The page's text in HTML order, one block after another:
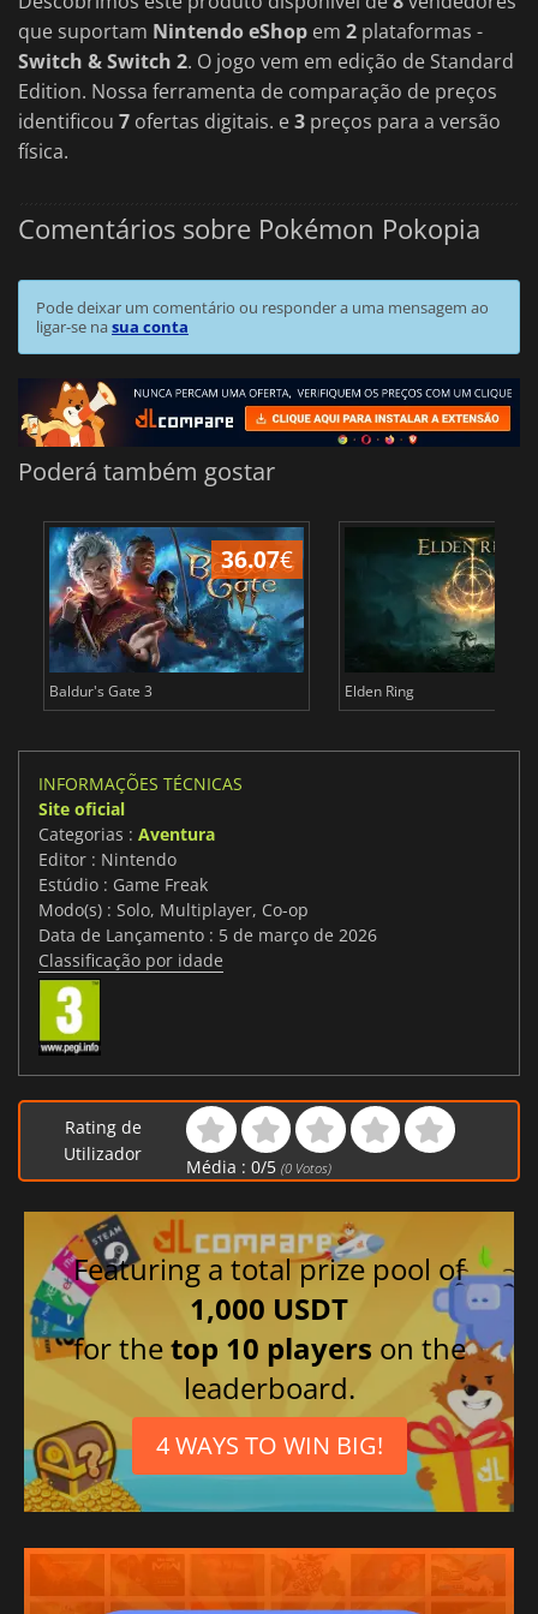
que suportam Nintendo eShop em 2 plataformas -
Switch & Switch 2. O jogo vem em edição de Standard
Edition. Nossa ferramenta de comparação de preços
identificou 7 ofertas digitais. e3 preços para a versão
física.
Comentários sobre Pokémon Pokopia
Pode deixar um comentário ou responder a uma mensagem ao
ligar-se nasua conta
Poderá também gostar
36.07€
Baldur's Gate 3 Elden Ring
INFORMAÇÕES TÉCNICAS
Site oficial
Categorias : Aventura
Editor : Nintendo
Estúdio : Game Freak
Modo(s) : Solo, Multiplayer, Co-op
Data de Lançamento : 5 de março de 2026
Classificação por idade
Rating de
Utilizador
Média : 0/5 (0Votos)
Featuring a total prize pool of
1,000 USDT
for thetop 10 players on the
leaderboard.
4 WAYS TO WIN BIG!